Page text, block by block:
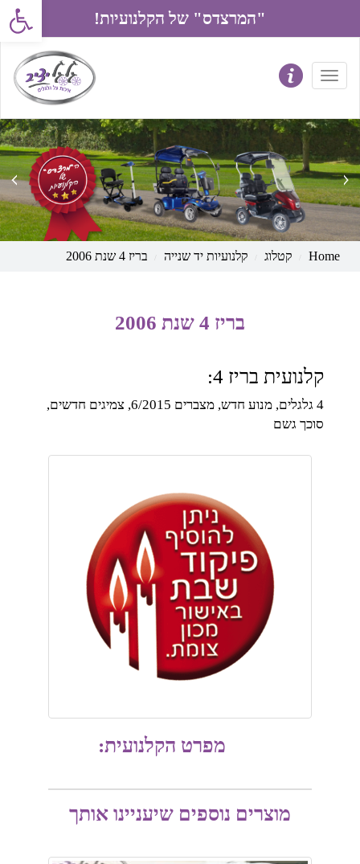
"המרצדס" של הקלנועיות! פתח
prev next
Home קטלוג קלנועיות יד שנייה בריז 4 שנת 2006
בריז 4 שנת 2006
קלנועית בריז 4:
4 גלגלים, מנוע חדש, מצברים 6/2015, צמיגים חדשים,
סוכך גשם
מפרט הקלנועית:
מוצרים נוספים שיעניינו אותך